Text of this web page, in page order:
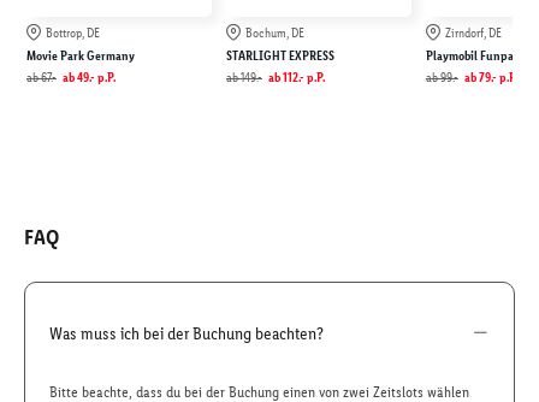
Bottrop, DE
Movie Park Germany
ab67.- ab49.- p.P.
Bochum, DE
STARLIGHT EXPRESS
ab149.- ab112.- p.P.
Zirndorf, DE
Playmobil Funpark
ab99.- ab79.- p.P.
FAQ
Was muss ich bei der Buchung beachten?
Bitte beachte, dass du bei der Buchung einen von zwei Zeitslots wählen